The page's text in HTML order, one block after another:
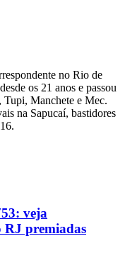
no Rio de
os 21 anos e passou
Manchete e Mec.
na Sapucaí, bastidores
veja
RJ premiadas